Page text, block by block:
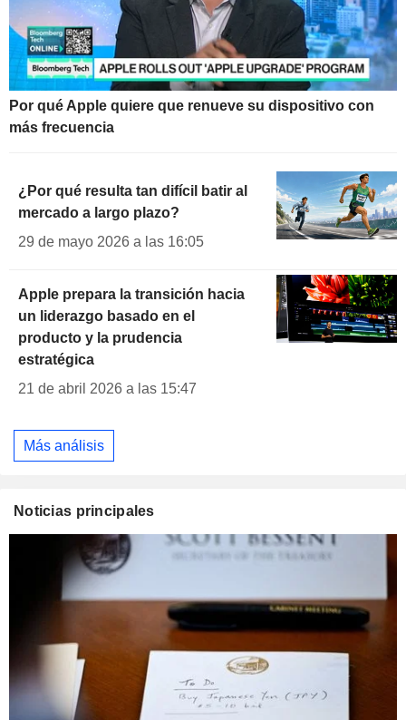
Por qué Apple quiere que renueve su dispositivo con
más frecuencia
¿Por qué resulta tan difícil batir al
mercado a largo plazo?
29 de mayo 2026 a las 16:05
Apple prepara la transición hacia
un liderazgo basado en el
producto y la prudencia
estratégica
21 de abril 2026 a las 15:47
Más análisis
Noticias principales